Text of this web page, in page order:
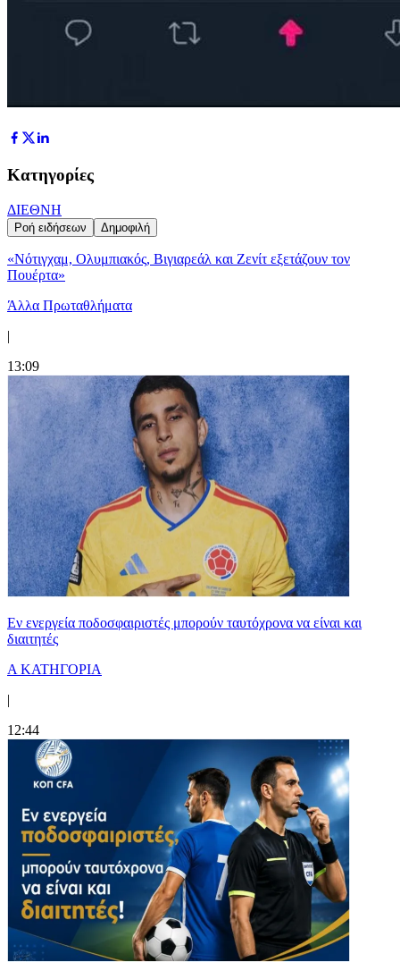
Κατηγορίες
ΔΙΕΘΝΗ
Ροή ειδήσεων Δημοφιλή
«Νότιγχαμ, Ολυμπιακός, Βιγιαρεάλ και Ζενίτ εξετάζουν τον
Πουέρτα»
Άλλα Πρωταθλήματα
|
13:09
Εν ενεργεία ποδοσφαιριστές μπορούν ταυτόχρονα να είναι και
διαιτητές
Α ΚΑΤΗΓΟΡΙΑ
|
12:44